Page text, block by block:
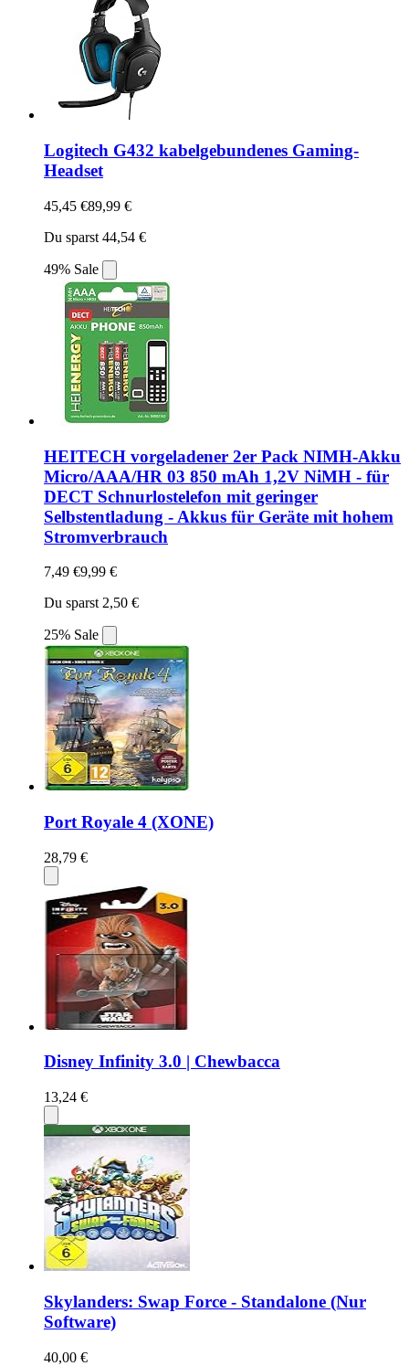
Logitech G432 kabelgebundenes Gaming-
Headset
45,45 €89,99 €
Du sparst 44,54 €
49% Sale
HEITECH vorgeladener 2er Pack NIMH-Akku
Micro/AAA/HR 03 850 mAh 1,2V NiMH - für
DECT Schnurlostelefon mit geringer
Selbstentladung - Akkus für Geräte mit hohem
Stromverbrauch
7,49 €9,99 €
Du sparst 2,50 €
25% Sale
Port Royale 4 (XONE)
28,79 €
Disney Infinity 3.0 | Chewbacca
13,24 €
Skylanders: Swap Force - Standalone (Nur
Software)
40,00 €